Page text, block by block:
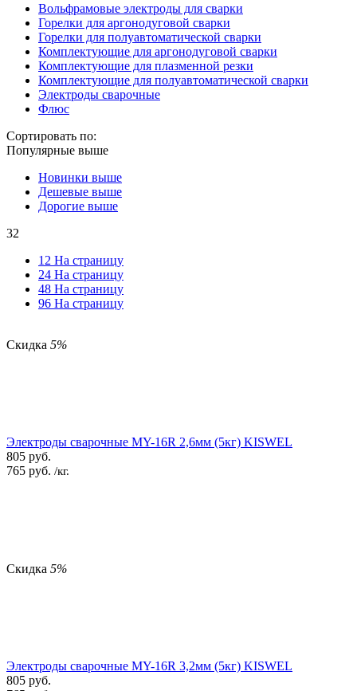
Вольфрамовые электроды для сварки
Горелки для аргонодуговой сварки
Горелки для полуавтоматической сварки
Комплектующие для аргонодуговой сварки
Комплектующие для плазменной резки
Комплектующие для полуавтоматической сварки
Электроды сварочные
Флюс
Сортировать по:
Популярные выше
Новинки выше
Дешевые выше
Дорогие выше
32
12 На страницу
24 На страницу
48 На страницу
96 На страницу
Скидка 5%
Электроды сварочные MY-16R 2,6мм (5кг) KISWEL
805 руб.
765 руб. /кг.
Скидка 5%
Электроды сварочные MY-16R 3,2мм (5кг) KISWEL
805 руб.